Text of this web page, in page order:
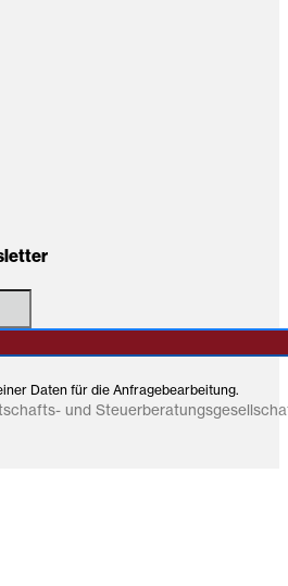
Daten für die Anfragebearbeitung.
und